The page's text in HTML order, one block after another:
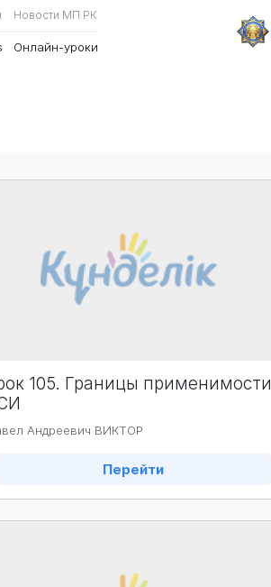
Новости МП РК
Онлайн-уроки
105. Границы применимости
Андреевич ВИКТОР
Перейти